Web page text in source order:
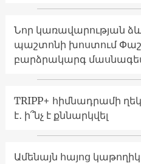
Նոր կառավարության
պաշտոնի խոստում
բարձրակարգ
TRIPP+ հիմնադրամի
է․ ի՞նչ է քննարկվել
Ամենայն հայոց